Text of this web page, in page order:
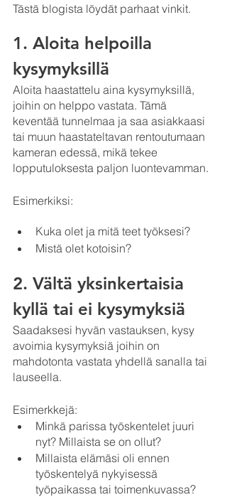
Tästä blogista löydät parhaat vinkit.
1. Aloita helpoilla
kysymyksillä
Aloita haastattelu aina kysymyksillä,
joihin on helppo vastata. Tämä
keventää tunnelmaa ja saa asiakkaasi
tai muun haastateltavan rentoutumaan
kameran edessä, mikä tekee
lopputuloksesta paljon luontevamman.
Esimerkiksi:
Kuka olet ja mitä teet työksesi?
Mistä olet kotoisin?
2. Vältä yksinkertaisia
kyllä tai ei kysymyksiä
Saadaksesi hyvän vastauksen, kysy
avoimia kysymyksiä joihin on
mahdotonta vastata yhdellä sanalla tai
lauseella.
Esimerkkejä:
Minkä parissa työskentelet juuri
nyt? Millaista se on ollut?
Millaista elämäsi oli ennen
työskentelyä nykyisessä
työpaikassa tai toimenkuvassa?